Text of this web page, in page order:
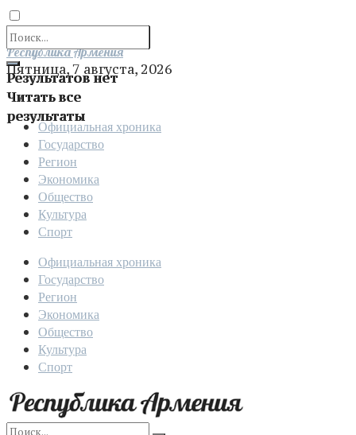
Результатов нет
Читать все
результаты
Отправить
Республика Армения
Пятница, 7 августа, 2026
Официальная хроника
Государство
Регион
Экономика
Общество
Культура
Спорт
Официальная хроника
Государство
Регион
Экономика
Общество
Культура
Спорт